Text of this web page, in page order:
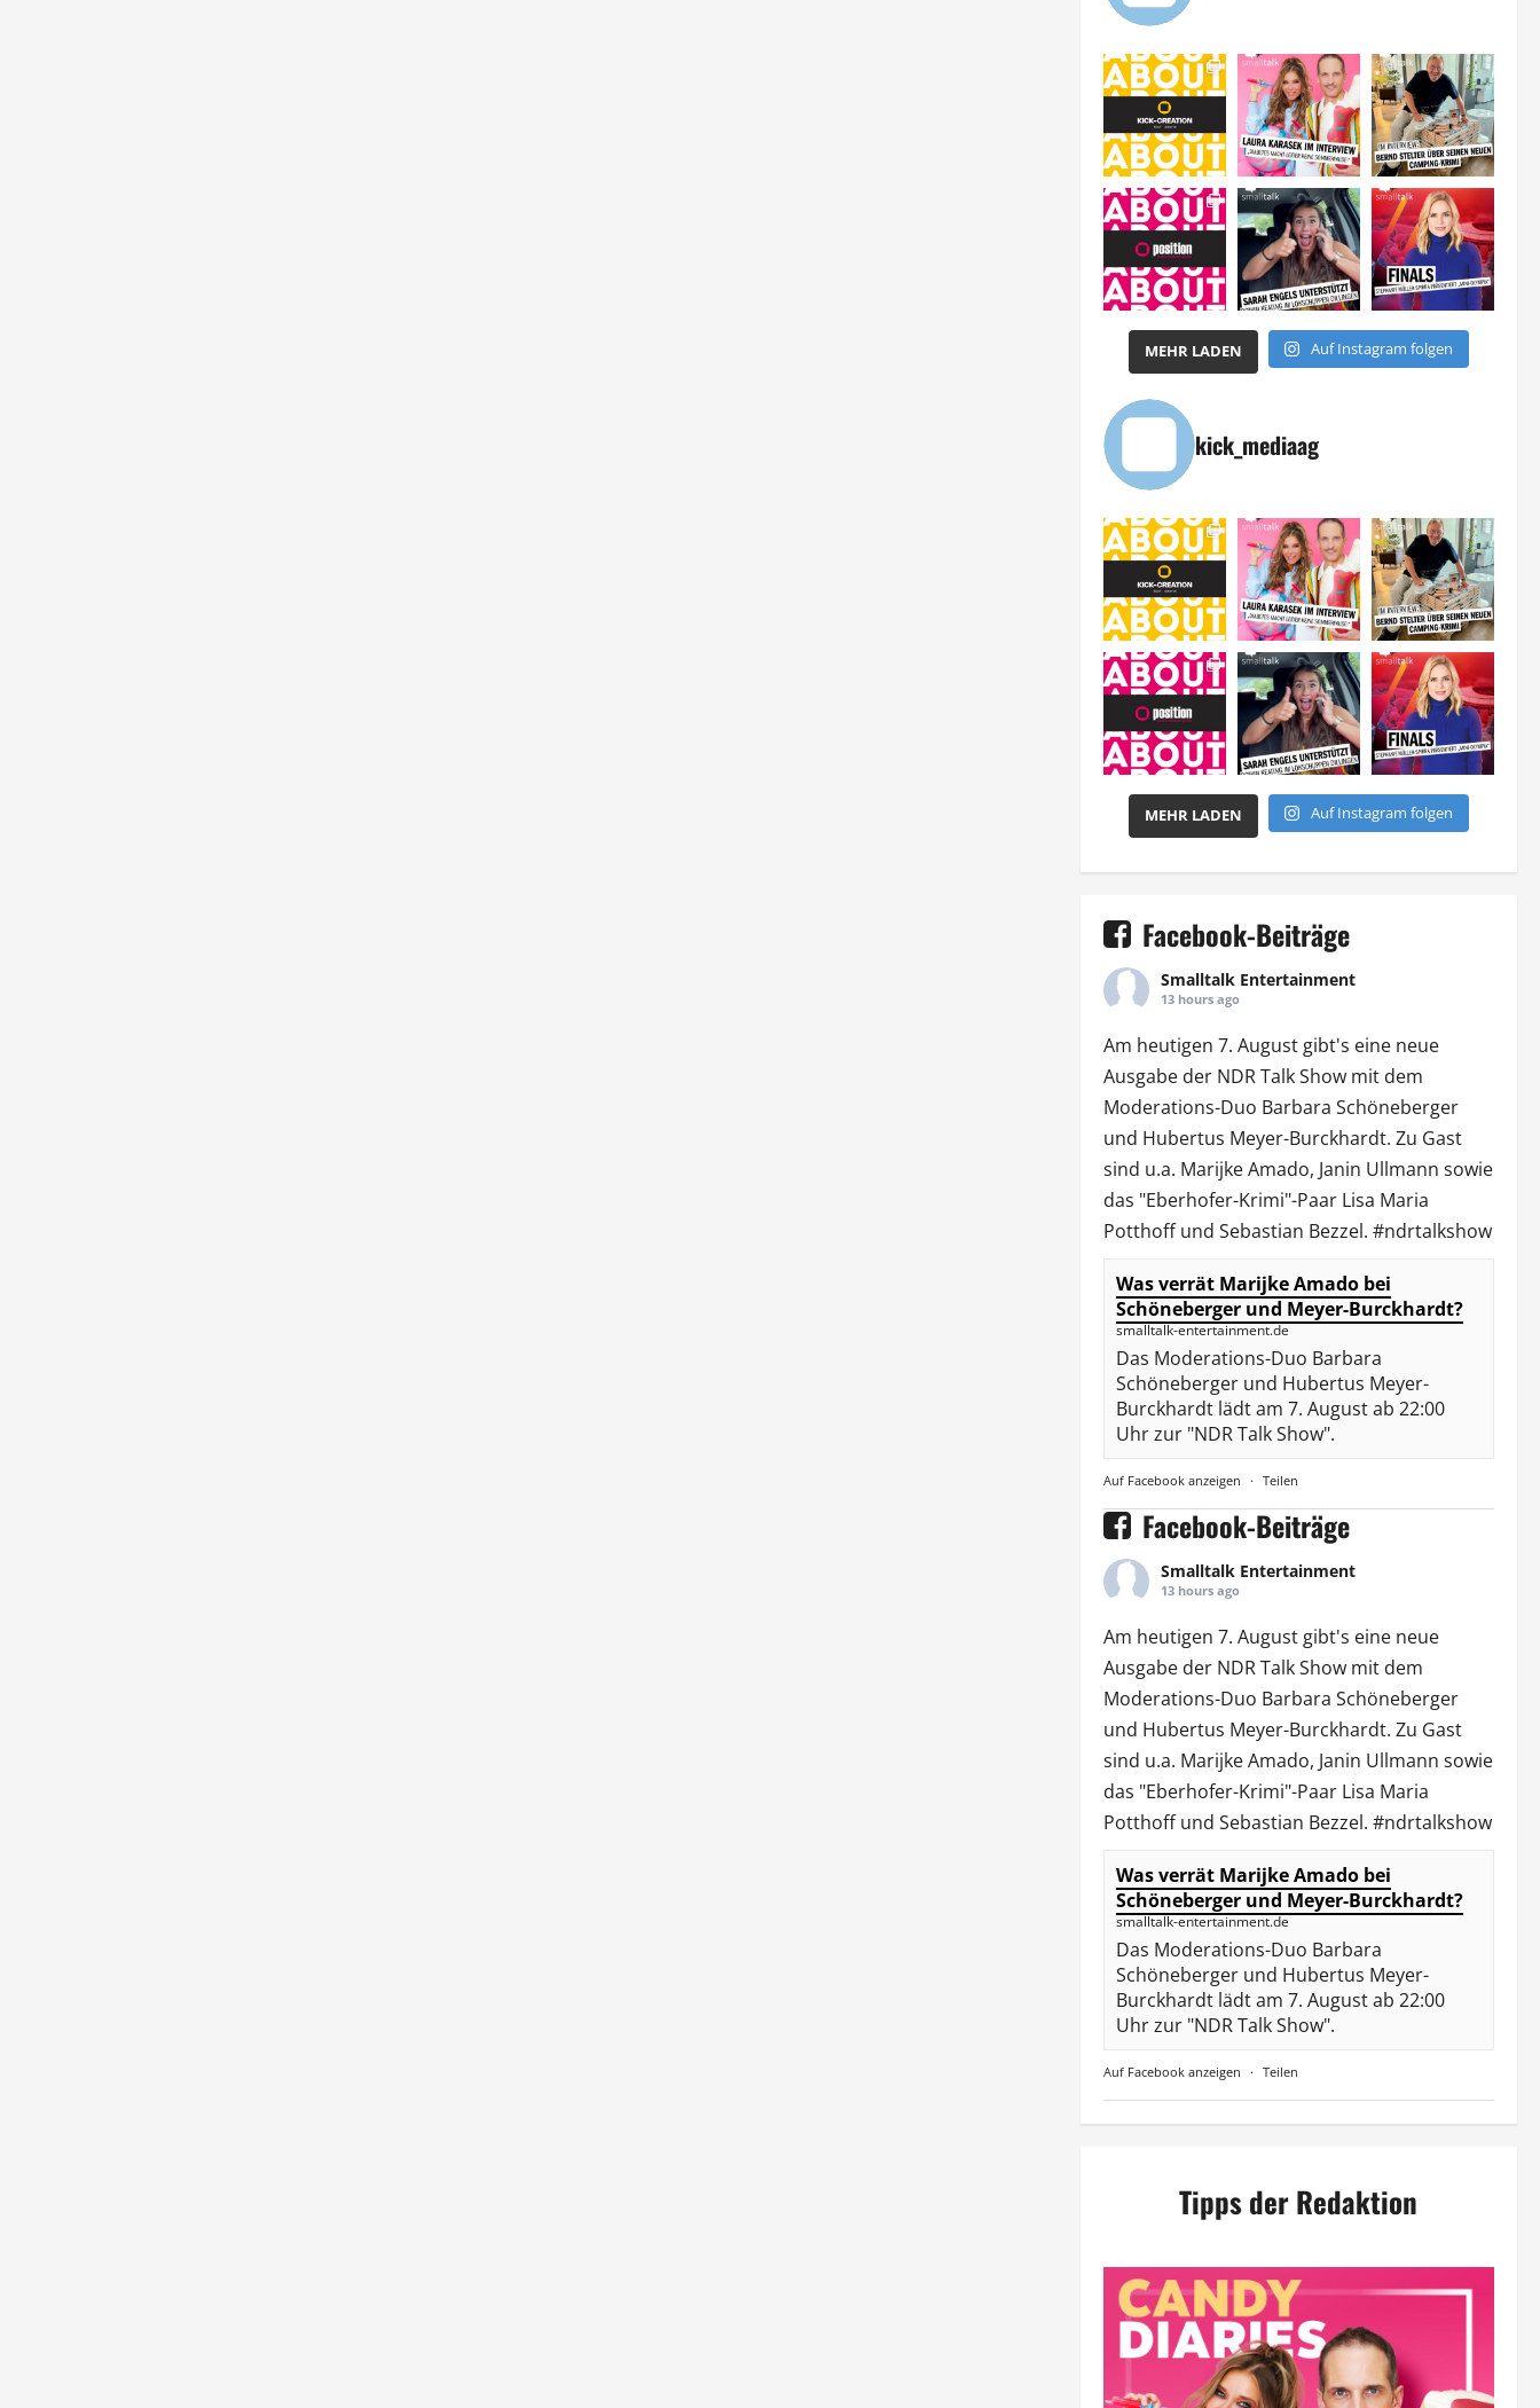
MEHR LADEN Auf Instagram folgen
kick_mediaag
MEHR LADEN Auf Instagram folgen
Facebook-Beiträge
Smalltalk Entertainment
13 hours ago
Am heutigen 7. August gibt's eine neue
Ausgabe der NDR Talk Showmit dem
Moderations-Duo Barbara Schöneberger
und Hubertus Meyer-Burckhardt. Zu Gast
sind u.a. Marijke Amado, Janin Ullmann sowie
das "Eberhofer-Krimi"-Paar Lisa Maria
Potthoff und Sebastian Bezzel. #ndrtalkshow
Was verrät Marijke Amado bei
Schöneberger und Meyer-Burckhardt?
smalltalk-entertainment.de
Das Moderations-Duo Barbara
Schöneberger und Hubertus Meyer-
Burckhardt lädt am 7. August ab 22:00
Uhr zur "NDR Talk Show".
Auf Facebook anzeigen · Teilen
Facebook-Beiträge
Smalltalk Entertainment
13 hours ago
Am heutigen 7. August gibt's eine neue
Ausgabe der NDR Talk Showmit dem
Moderations-Duo Barbara Schöneberger
und Hubertus Meyer-Burckhardt. Zu Gast
sind u.a. Marijke Amado, Janin Ullmann sowie
das "Eberhofer-Krimi"-Paar Lisa Maria
Potthoff und Sebastian Bezzel. #ndrtalkshow
Was verrät Marijke Amado bei
Schöneberger und Meyer-Burckhardt?
smalltalk-entertainment.de
Das Moderations-Duo Barbara
Schöneberger und Hubertus Meyer-
Burckhardt lädt am 7. August ab 22:00
Uhr zur "NDR Talk Show".
Auf Facebook anzeigen · Teilen
Tipps der Redaktion